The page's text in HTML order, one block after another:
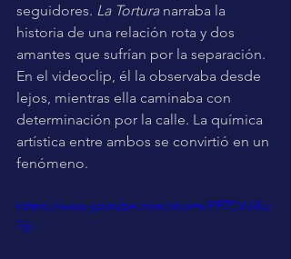
seguidores. La Tortura narraba la
historia de una relación rota y dos
amantes que sufrían por la separación.
En el videoclip, él la observaba desde
lejos, mientras ella caminaba con
determinación por la calle. La química
artística entre ambos se convirtió en un
fenómeno.
https://www.youtube.com/shorts/PE2CVvVkv
7g